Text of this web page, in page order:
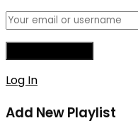
Log In
Add New Playlist